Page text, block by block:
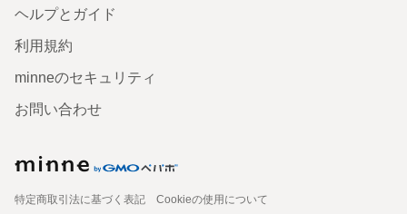
ヘルプとガイド
利用規約
minneのセキュリティ
お問い合わせ
特定商取引法に基づく表記
Cookieの使用について